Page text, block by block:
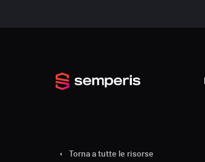
Torna a tutte le risorse